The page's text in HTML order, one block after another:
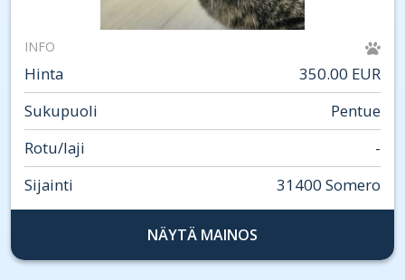
INFO
Hinta
350.00 EUR
Sukupuoli
Pentue
Rotu/laji
-
Sijainti
31400 Somero
NÄYTÄ MAINOS